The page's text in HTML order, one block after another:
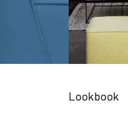
Lookbook